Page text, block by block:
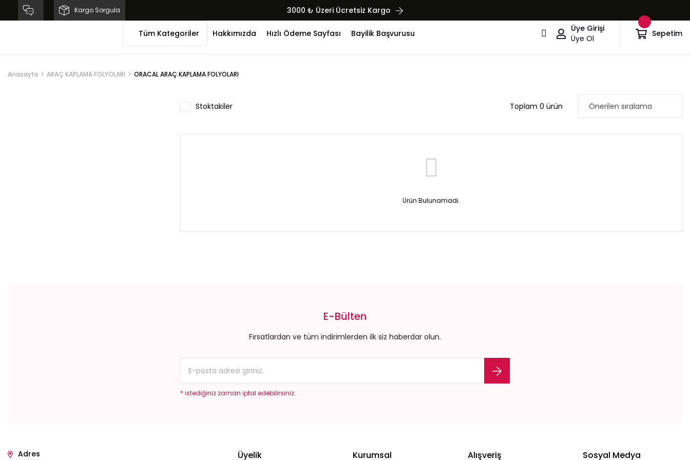
Kargo Sorgula 3000 ₺ Üzeri Ücretsiz Kargo
Tüm Kategoriler Hakkımızda Hızlı Ödeme Sayfası Bayilik Başvurusu
Üye Girişi
Üye Ol
Sepetim
Anasayfa ARAÇ KAPLAMA FOLYOLARI ORACAL ARAÇ KAPLAMA FOLYOLARI
Stoktakiler Toplam 0 ürün
Ürün Bulunamadı.
E-Bülten
Fırsatlardan ve tüm indirimlerden ilk siz haberdar olun.
* istediğiniz zaman iptal edebilirsiniz.
Adres Üyelik Kurumsal Alışveriş Sosyal Medya